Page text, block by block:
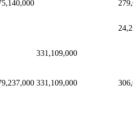
331,109,000
331,109,000